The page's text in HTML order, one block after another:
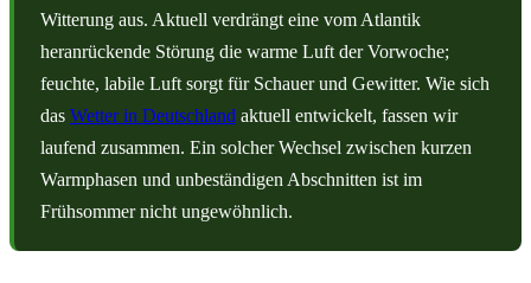
Witterung aus. Aktuell verdrängt eine vom Atlantik
heranrückende Störung die warme Luft der Vorwoche;
feuchte, labile Luft sorgt für Schauer und Gewitter. Wie sich
das Wetter in Deutschland aktuell entwickelt, fassen wir
laufend zusammen. Ein solcher Wechsel zwischen kurzen
Warmphasen und unbeständigen Abschnitten ist im
Frühsommer nicht ungewöhnlich.